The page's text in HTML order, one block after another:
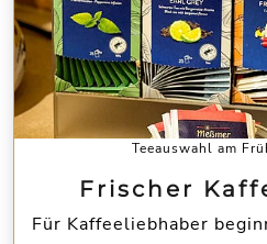
Teeauswahl am
Frischer
Für Kaffeeliebhaber